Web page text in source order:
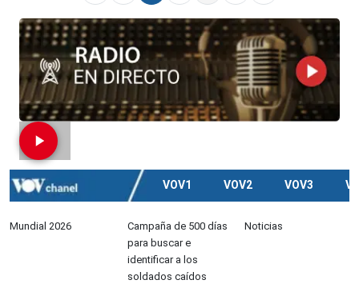
VOV1 VOV2 VOV3
Mundial 2026
Campaña de 500 días
para buscar e
identificar a los
soldados caídos
Noticias